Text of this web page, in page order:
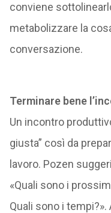
conviene
metabolizzare la
conversazione.
Terminare bene
Un incontro
giusta” così da
lavoro. Pozen
«Quali sono i
Quali sono i